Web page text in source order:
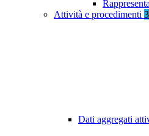
Attività e procedimenti 3
Dati aggregati